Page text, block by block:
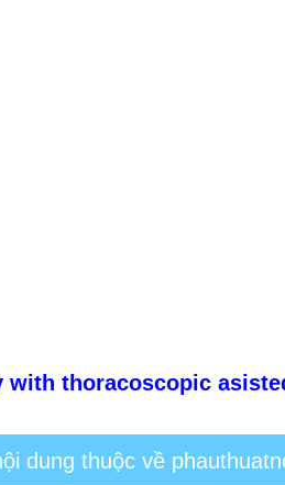
with thoracoscopic
dung thuộc về